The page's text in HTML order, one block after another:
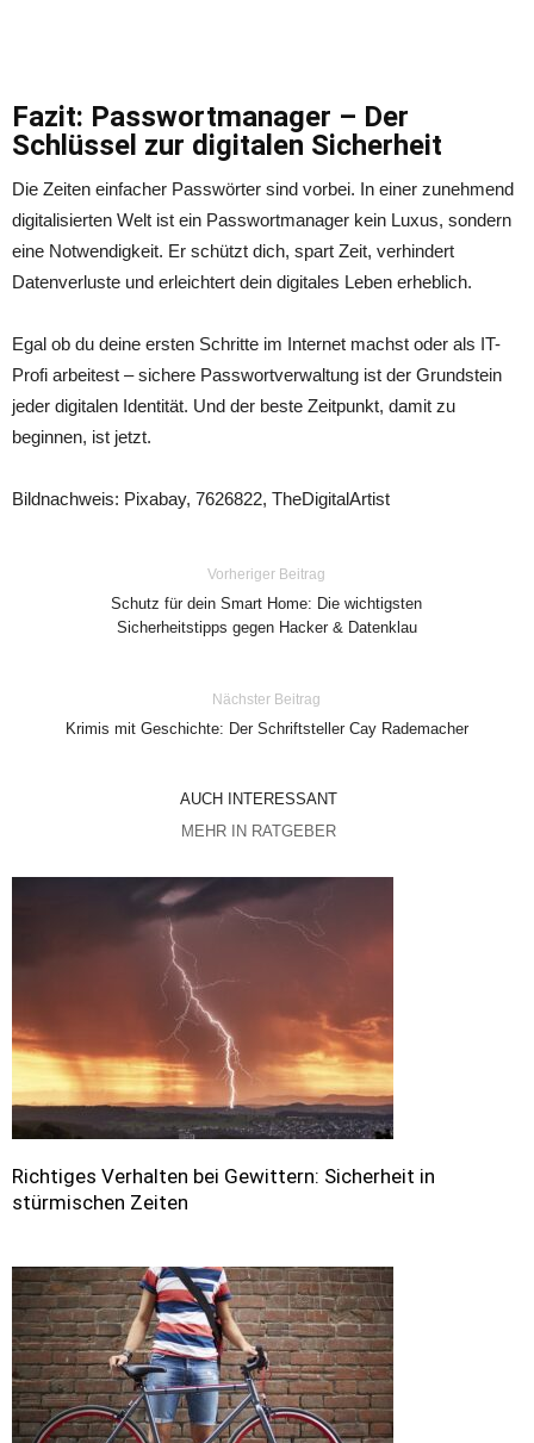
Fazit: Passwortmanager – Der
Schlüssel zur digitalen Sicherheit
Die Zeiten einfacher Passwörter sind vorbei. In einer zunehmend
digitalisierten Welt ist ein Passwortmanager kein Luxus, sondern
eine Notwendigkeit. Er schützt dich, spart Zeit, verhindert
Datenverluste und erleichtert dein digitales Leben erheblich.
Egal ob du deine ersten Schritte im Internet machst oder als IT-
Profi arbeitest – sichere Passwortverwaltung ist der Grundstein
jeder digitalen Identität. Und der beste Zeitpunkt, damit zu
beginnen, ist jetzt.
Bildnachweis: Pixabay, 7626822, TheDigitalArtist
Vorheriger Beitrag
Schutz für dein Smart Home: Die wichtigsten
Sicherheitstipps gegen Hacker & Datenklau
Nächster Beitrag
Krimis mit Geschichte: Der Schriftsteller Cay Rademacher
AUCH INTERESSANT
MEHR IN RATGEBER
Richtiges Verhalten bei Gewittern: Sicherheit in
stürmischen Zeiten